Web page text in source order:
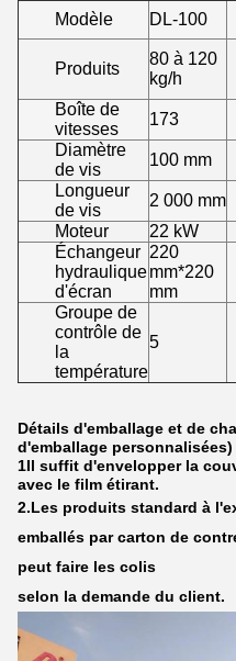
Modèle DL-100
Produits
80 à 120
kg/h
Boîte de
vitesses
173
Diamètre
de vis
100 mm
Longueur
de vis
2 000 mm
Moteur
22 kW
Échangeur
hydraulique
d'écran
220
mm*220
mm
Groupe de
contrôle de
la
température
5
Détails d'emballage et de
d'emballage personnalisées)
1Il suffit d'envelopper la
avec le film étirant.
2.Les produits standard à
emballés par carton de
peut faire les colis
selon la demande du client.